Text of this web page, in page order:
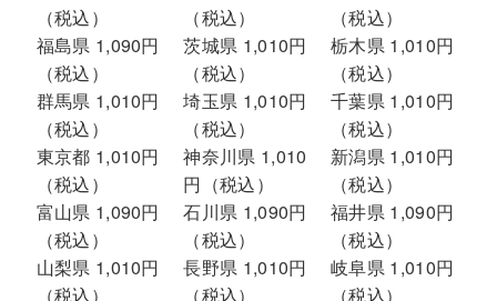
（税込）
（税込）
（税込）
福島県 1,090円
（税込）
茨城県 1,010円
（税込）
栃木県 1,010円
（税込）
群馬県 1,010円
（税込）
埼玉県 1,010円
（税込）
千葉県 1,010円
（税込）
東京都 1,010円
（税込）
神奈川県 1,010
円（税込）
新潟県 1,010円
（税込）
富山県 1,090円
（税込）
石川県 1,090円
（税込）
福井県 1,090円
（税込）
山梨県 1,010円
（税込）
長野県 1,010円
（税込）
岐阜県 1,010円
（税込）